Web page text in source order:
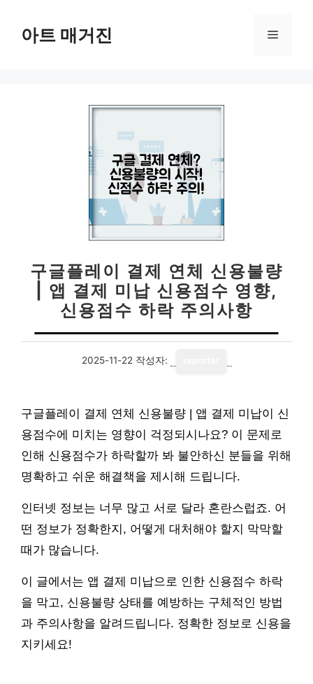
아트 매거진 메
구글플레이 결제 연체 신용불량
| 앱 결제 미납 신용점수 영향,
신용점수 하락 주의사항
2025-11-22 작성자:
구글플레이 결제 연체 신용불량 | 앱 결제 미납이 신
용점수에 미치는 영향이 걱정되시나요? 이 문제로
인해 신용점수가 하락할까 봐 불안하신 분들을 위해
명확하고 쉬운 해결책을 제시해 드립니다.
인터넷 정보는 너무 많고 서로 달라 혼란스럽죠. 어
떤 정보가 정확한지, 어떻게 대처해야 할지 막막할
때가 많습니다.
이 글에서는 앱 결제 미납으로 인한 신용점수 하락
을 막고, 신용불량 상태를 예방하는 구체적인 방법
과 주의사항을 알려드립니다. 정확한 정보로 신용을
지키세요!